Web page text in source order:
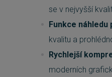
se v nejvyšší
Funkce náhledu
kvalitu a
Rychlejší
moderních